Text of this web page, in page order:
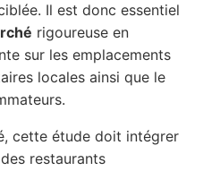
Il est donc essentiel
rigoureuse en
sur les emplacements
locales ainsi que le
cette étude doit intégrer
restaurants